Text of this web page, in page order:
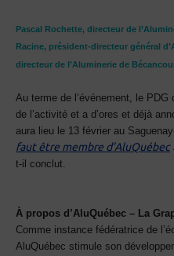
Pascal Rochette, directeur de
Racine, président-directeur général
directeur de l’Aluminerie de
Au terme de l’événement, le PDG
de l’activité et a d’ores et déjà
aura lieu le 13 février au
faut être membre d’AluQuébec
t-il conclut.
À propos d’AluQuébec – La
Comme instance fédératrice de
AluQuébec stimule son